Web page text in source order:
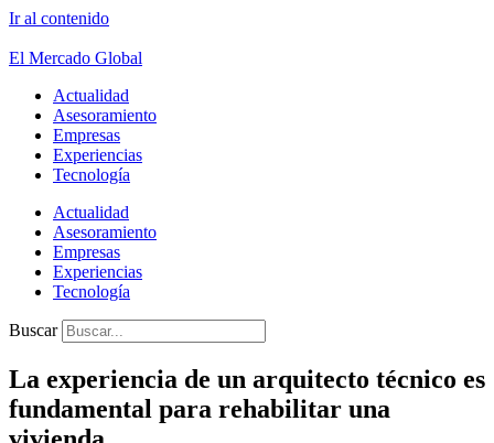
Ir al contenido
El Mercado Global
Actualidad
Asesoramiento
Empresas
Experiencias
Tecnología
Actualidad
Asesoramiento
Empresas
Experiencias
Tecnología
Buscar
La experiencia de un arquitecto técnico es
fundamental para rehabilitar una